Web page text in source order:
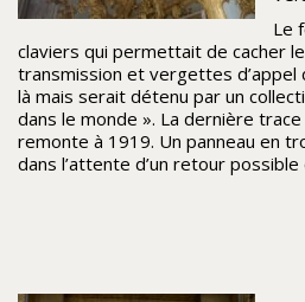
Le
claviers qui permettait de cacher
transmission et vergettes d’appel
là mais serait détenu par un
dans le monde ». La dernière
remonte à 1919. Un panneau en
dans l’attente d’un retour possible